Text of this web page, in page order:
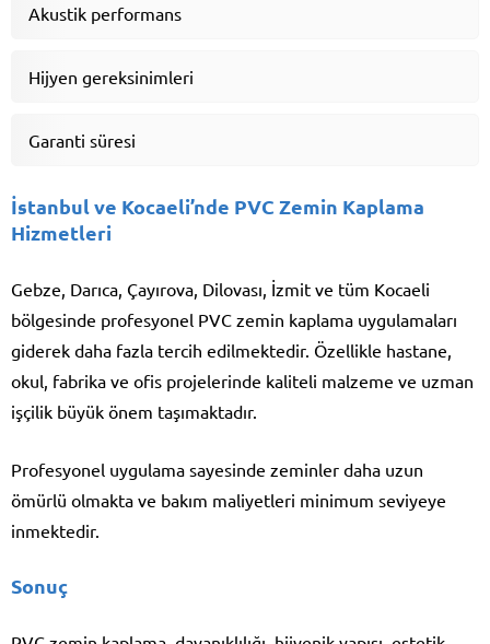
Akustik performans
Hijyen gereksinimleri
Garanti süresi
İstanbul ve Kocaeli’nde PVC Zemin Kaplama
Hizmetleri
Gebze, Darıca, Çayırova, Dilovası, İzmit ve tüm Kocaeli
bölgesinde profesyonel PVC zemin kaplama uygulamaları
giderek daha fazla tercih edilmektedir. Özellikle hastane,
okul, fabrika ve ofis projelerinde kaliteli malzeme ve uzman
işçilik büyük önem taşımaktadır.
Profesyonel uygulama sayesinde zeminler daha uzun
ömürlü olmakta ve bakım maliyetleri minimum seviyeye
inmektedir.
Sonuç